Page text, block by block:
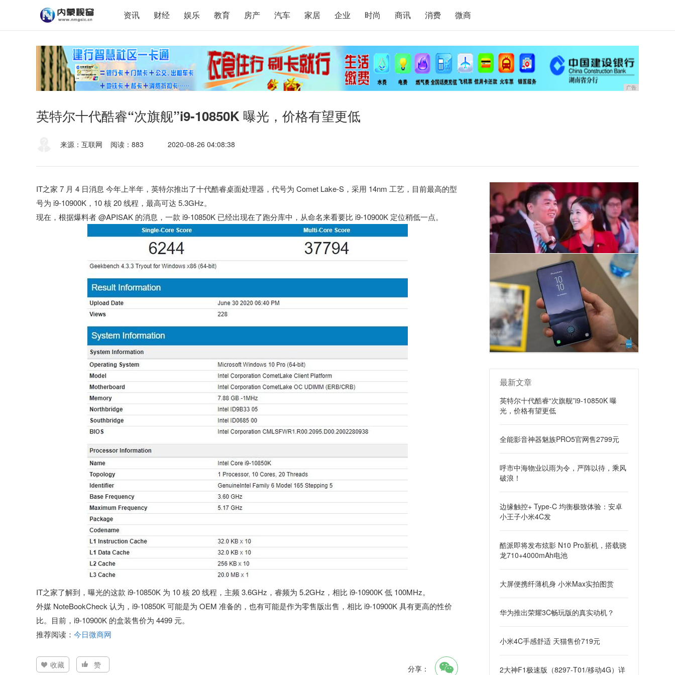
资讯 财经 娱乐 教育 房产 汽车 家居 企业 时尚 商讯 消费 微商
广告
英特尔十代酷睿“次旗舰”i9-10850K 曝光，价格有望更低
来源：互联网 阅读：883 2020-08-26 04:08:38
IT之家 7 月 4 日消息 今年上半年，英特尔推出了十代酷睿桌面处理器，代号为 Comet Lake-S，采用 14nm 工艺，目前最高的型
号为 i9-10900K，10 核 20 线程，最高可达 5.3GHz。
现在，根据爆料者 @APISAK 的消息，一款 i9-10850K 已经出现在了跑分库中，从命名来看要比 i9-10900K 定位稍低一点。
IT之家了解到，曝光的这款 i9-10850K 为 10 核 20 线程，主频 3.6GHz，睿频为 5.2GHz，相比 i9-10900K 低 100MHz。
外媒 NoteBookCheck 认为，i9-10850K 可能是为 OEM 准备的，也有可能是作为零售版出售，相比 i9-10900K 具有更高的性价
比。目前，i9-10900K 的盒装售价为 4499 元。
推荐阅读： 今日微商网
收藏 赞 分享：
最新文章
英特尔十代酷睿“次旗舰”i9-10850K 曝
光，价格有望更低
全能影音神器魅族PRO5官网售2799元
呼市中海物业以雨为令，严阵以待，乘风
破浪！
边缘触控+ Type-C 均衡极致体验：安卓
小王子小米4C发
酷派即将发布炫影 N10 Pro新机，搭载骁
龙710+4000mAh电池
大屏便携纤薄机身 小米Max实拍图赏
华为推出荣耀3C畅玩版的真实动机？
小米4C手感舒适 天猫售价719元
2大神F1极速版（8297-T01/移动4G）详